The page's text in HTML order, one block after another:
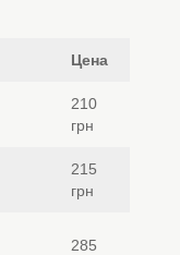
Цена
210
грн
215
грн
285